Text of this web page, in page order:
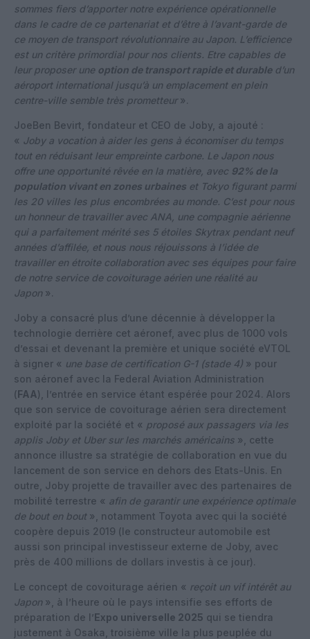
sommes fiers d’apporter notre expérience opérationnelle
dans le cadre de ce partenariat et d’être à l’avant-garde de
ce moyen de transport révolutionnaire au Japon. L’efficience
est un critère primordial pour nos clients. Etre capables de
leur proposer une option de transport rapide et durabled’un
aéroport international jusqu’à un emplacement en plein
centre-ville semble très prometteur».
JoeBen Bevirt, fondateur et CEO de Joby, a ajouté :
« Joby a vocation à aider les gens à économiser du temps
tout en réduisant leur empreinte carbone. Le Japon nous
offre une opportunité rêvée en la matière, avec 92% de la
population vivant en zones urbaines et Tokyo figurant parmi
les 20 villes les plus encombrées au monde. C’est pour nous
un honneur de travailler avec ANA, une compagnie aérienne
qui a parfaitement mérité ses 5 étoiles Skytrax pendant neuf
années d’affilée, et nous nous réjouissons à l’idée de
travailler en étroite collaboration avec ses équipes pour faire
de notre service de covoiturage aérien une réalité au
Japon ».
Joby a consacré plus d’une décennie à développer la
technologie derrière cet aéronef, avec plus de 1000 vols
d’essai et devenant la première et unique société eVTOL
à signer « une base de certification G-1 (stade 4) » pour
son aéronef avec la Federal Aviation Administration
(FAA), l’entrée en service étant espérée pour 2024. Alors
que son service de covoiturage aérien sera directement
exploité par la société et « proposé aux passagers via les
applis Joby et Uber sur les marchés américains », cette
annonce illustre sa stratégie de collaboration en vue du
lancement de son service en dehors des Etats-Unis. En
outre, Joby projette de travailler avec des partenaires de
mobilité terrestre « afin de garantir une expérience optimale
de bout en bout », notamment Toyota avec qui la société
coopère depuis 2019 (le constructeur automobile est
aussi son principal investisseur externe de Joby, avec
près de 400 millions de dollars investis à ce jour).
Le concept de covoiturage aérien « reçoit un vif intérêt au
Japon », à l’heure où le pays intensifie ses efforts de
préparation de l’Expo universelle 2025 qui se tiendra
justement à Osaka, troisième ville la plus peuplée du